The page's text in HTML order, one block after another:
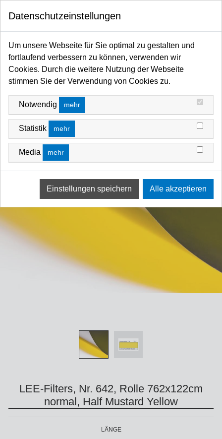
Startseite Filter / Farbfilter Farbfilter Rollen und Zuschnitte Gelb-Bereich
LEE-Filters, Nr. 642, Rolle 762x122cm
normal, Half Mustard Yellow
LÄNGE
Datenschutzeinstellungen
Um unsere Webseite für Sie optimal zu gestalten und
fortlaufend verbessern zu können, verwenden wir
Cookies. Durch die weitere Nutzung der Webseite
stimmen Sie der Verwendung von Cookies zu.
Notwendig mehr
Statistik mehr
Media mehr